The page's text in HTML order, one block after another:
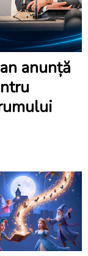
anunță